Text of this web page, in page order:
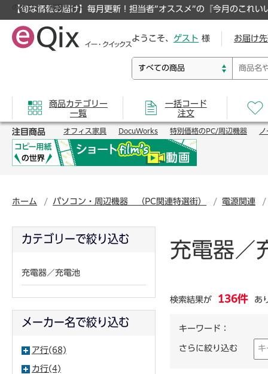
【旬な情報お届け】毎月更新！担当者”オススメ”の『今月のこれい
のオフィス通販サイト
ようこそ、 ゲスト 様 お届け
商品カテゴリー
一覧
一括コード
注文
注目商品 オフィス家具 DocuWorks 特別価格のPC/周辺機器 ノ
ホーム パソコン・周辺機器 （PC関連特選街） 電源関連
充電器／
検索結果が 136件 あ
キーワード：
さらに絞り込む
カテゴリーで絞り込む
充電器／充電池
メーカー名で絞り込む
ア行(68)
カ行(4)